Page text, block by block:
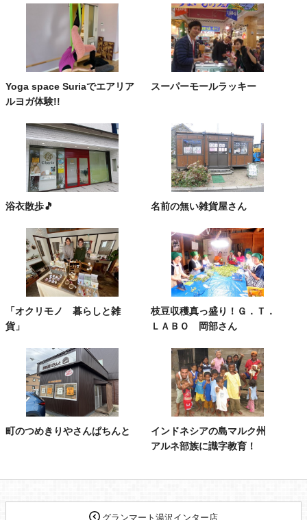
Yoga space Suriaでエアリア
ルヨガ体験!!
スーパーモールラッキー
浴衣散歩🎵 名前の無い雑貨屋さん
「オクリモノ 暮らしと雑
貨」
枝豆収穫真っ盛り！Ｇ．Ｔ．
ＬＡＢＯ 岡部さん
町のつめきりやさんぱちんと
インドネシアの島マルク州
アルネ部族に識字教育！
グランマート湯沢インター店